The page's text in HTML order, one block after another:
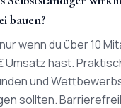
bauen?
wenn du über 10
Umsatz hast.
und
sollten.